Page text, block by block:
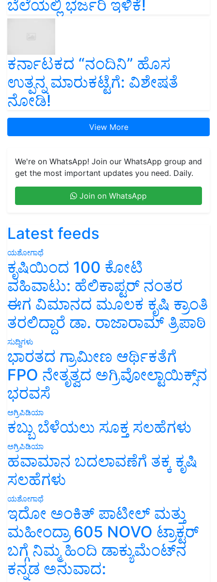
ಬೆಲೆಯಲ್ಲಿ ಭರ್ಜರಿ ಇಳಿಕೆ!
ಕರ್ನಾಟಕದ “ನಂದಿನಿ” ಹೊಸ
ಉತ್ಪನ್ನ ಮಾರುಕಟ್ಟೆಗೆ: ವಿಶೇಷತೆ
ನೋಡಿ!
View More
We're on WhatsApp! Join our WhatsApp group and
get the most important updates you need. Daily.
Join on WhatsApp
Latest feeds
ಯಶೋಗಾಥೆ
ಕೃಷಿಯಿಂದ 100 ಕೋಟಿ
ವಹಿವಾಟು: ಹೆಲಿಕಾಪ್ಟರ್ ನಂತರ
ಈಗ ವಿಮಾನದ ಮೂಲಕ ಕೃಷಿ ಕ್ರಾಂತಿ
ತರಲಿದ್ದಾರೆ ಡಾ. ರಾಜಾರಾಮ್ ತ್ರಿಪಾಠಿ
ಸುದ್ದಿಗಳು
ಭಾರತದ ಗ್ರಾಮೀಣ ಆರ್ಥಿಕತೆಗೆ
FPO ನೇತೃತ್ವದ ಅಗ್ರಿವೋಲ್ಟಾಯಿಕ್ಸ್‌ನ
ಭರವಸೆ
ಅಗ್ರಿಪಿಡಿಯಾ
ಕಬ್ಬು ಬೆಳೆಯಲು ಸೂಕ್ತ ಸಲಹೆಗಳು
ಅಗ್ರಿಪಿಡಿಯಾ
ಹವಾಮಾನ ಬದಲಾವಣೆಗೆ ತಕ್ಕ ಕೃಷಿ
ಸಲಹೆಗಳು
ಯಶೋಗಾಥೆ
ಇದೋ ಅಂಕಿತ್ ಪಾಟೀಲ್ ಮತ್ತು
ಮಹೀಂದ್ರಾ 605 NOVO ಟ್ರಾಕ್ಟರ್
ಬಗ್ಗೆ ನಿಮ್ಮ ಹಿಂದಿ ಡಾಕ್ಯುಮೆಂಟ್‌ನ
ಕನ್ನಡ ಅನುವಾದ: